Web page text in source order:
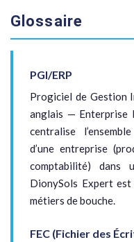
Glossaire
PGI/ERP
Progiciel de Gestion
anglais — Enterprise
centralise
d’une entreprise
comptabilité) dans
DionySols Expert
métiers de bouche.
FEC (Fichier des